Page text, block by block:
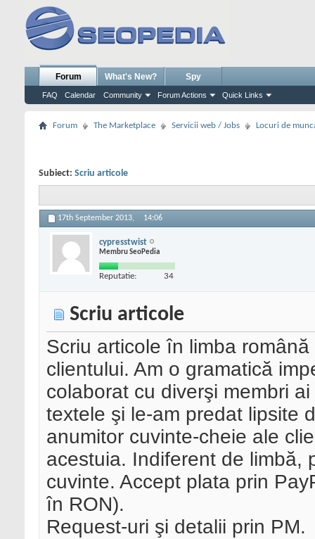
Forum
FAQ Calendar Community Forum Actions Quick Links
What's New? Spy
Forum The Marketplace Servicii web / Jobs Locuri de
Subiect: Scriu articole
17th September 2013, 14:06
cypresstwist
Membru SeoPedia
Reputatie: 34
Scriu articole
Scriu articole în limba
clientului. Am o gramatică
colaborat cu diverşi membri
textele şi le-am predat lipsite
anumitor cuvinte-cheie ale
acestuia. Indiferent de limbă,
cuvinte. Accept plata prin
în RON).
Request-uri şi detalii prin PM.